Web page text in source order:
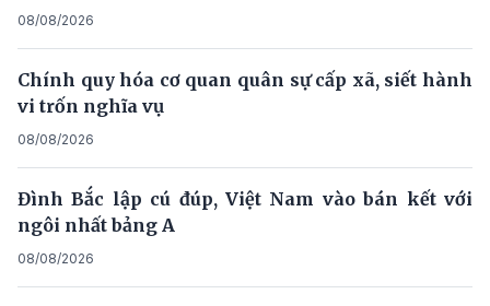
08/08/2026
Chính quy hóa cơ quan quân sự cấp xã, siết hành
vi trốn nghĩa vụ
08/08/2026
Đình Bắc lập cú đúp, Việt Nam vào bán kết với
ngôi nhất bảng A
08/08/2026